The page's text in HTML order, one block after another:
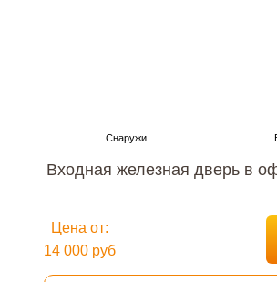
Входная железная дверь в
Цена от:
14 000 руб